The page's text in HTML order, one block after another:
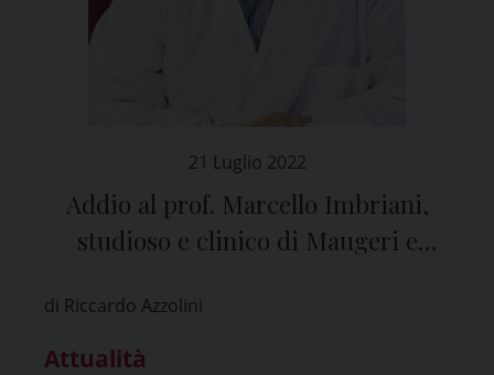
21 Luglio 2022
Addio al prof. Marcello Imbriani,
studioso e clinico di Maugeri e
di Riccardo Azzolini
Attualità